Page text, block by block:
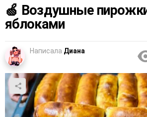
🍏 Воздушные
яблоками
Написала Диана